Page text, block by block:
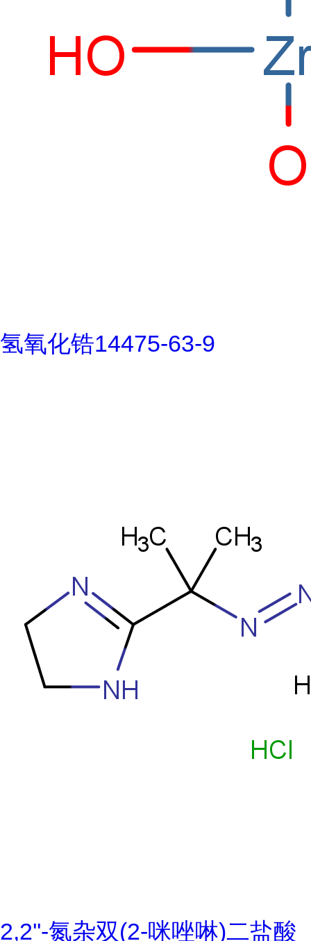
氢氧化锆14475-63-9
2,2''-氮杂双(2-咪唑啉)二盐酸